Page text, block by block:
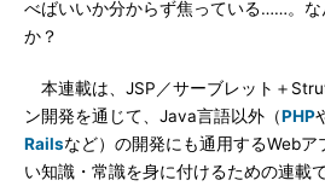
べばいいか分からず焦っている……。な
か？
本連載は、JSP／サーブレット＋
ン開発を通じて、Java言語以外（PHP
Railsなど）の開発にも通用するWeb
い知識・常識を身に付けるための連載で